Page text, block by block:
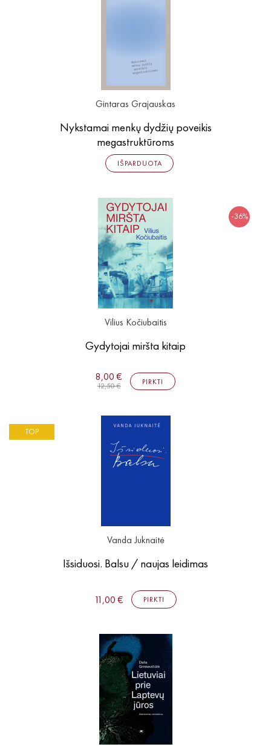
Pirmoji knyga (PK)
Lietuvių literatūros lobynas. XX amžius
Knygos vaikams ir paaugliams
Negrožinė literatūra
Knygos su autografais
Gintaras Grajauskas
Nykstamai menkų dydžių poveikis
megastruktūroms
IŠPARDUOTA
-36%
Vilius Kočiubaitis
Gydytojai miršta kitaip
8,00 €
12,50 €
PIRKTI
TOP
Vanda Juknaitė
Išsiduosi. Balsu / naujas leidimas
11,00 € PIRKTI